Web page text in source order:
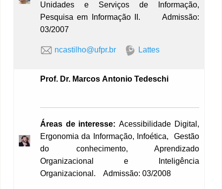
Unidades e Serviços de Informação,
Pesquisa em Informação II. Admissão:
03/2007
ncastilho@ufpr.br Lattes
Prof. Dr. Marcos Antonio Tedeschi
Áreas de interesse: Acessibilidade Digital,
Ergonomia da Informação, Infoética, Gestão
do conhecimento, Aprendizado
Organizacional e Inteligência
Organizacional. Admissão: 03/2008